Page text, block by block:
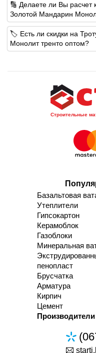
🔢 Делаете ли Вы расчет
Золотой Мандарин
🏷️ Есть ли скидки на
Монолит тренто оптом?
Строительные
Базальтовая
Утеплители
Гипсокартон
Керамоблок
Газоблоки
Минеральная
пенопласт
Брусчатка
Арматура
Кирпич
Цемент
Производители